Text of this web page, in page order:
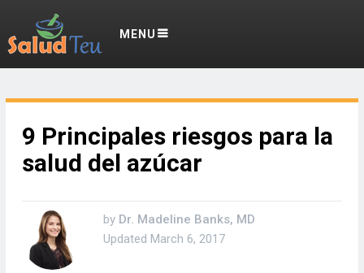
MENU
9 Principales riesgos para la
salud del azúcar
by Dr. Madeline Banks, MD
Updated March 6, 2017